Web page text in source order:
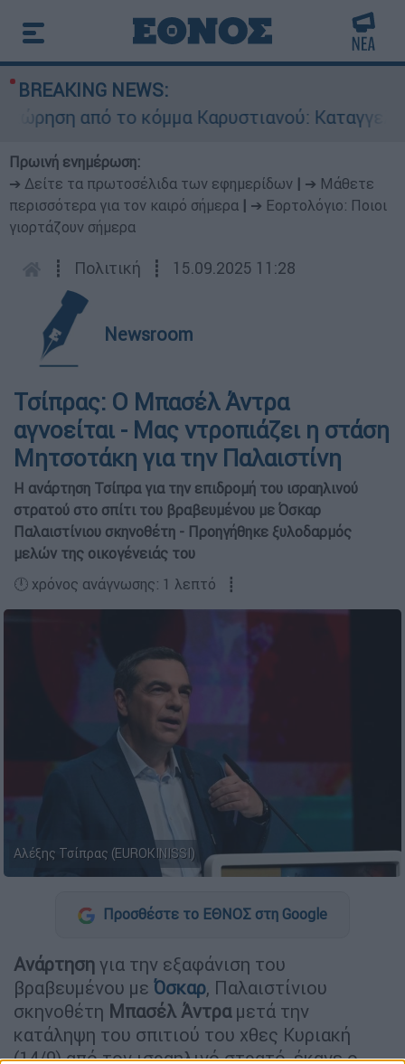
BREAKING NEWS:
από το κόμμα Καρυστιανού: Καταγγελίες
Πρωινή ενημέρωση:
➔ Δείτε τα πρωτοσέλιδα των εφημερίδων
➔ Μάθετε
περισσότερα για τον καιρό σήμερα
➔ Εορτολόγιο: Ποιοι
γιορτάζουν σήμερα
┋ Πολιτική ┋ 15.09.2025 11:28
Newsroom
Τσίπρας: Ο Μπασέλ Άντρα
αγνοείται - Μας ντροπιάζει η στάση
Μητσοτάκη για την Παλαιστίνη
Η ανάρτηση Τσίπρα για την επιδρομή του ισραηλινού
στρατού στο σπίτι του βραβευμένου με Όσκαρ
Παλαιστίνιου σκηνοθέτη - Προηγήθηκε ξυλοδαρμός
μελών της οικογένειάς του
🕛 χρόνος ανάγνωσης: 1 λεπτό ┋
Αλέξης Τσίπρας (EUROKINISSI)
Προσθέστε το ΕΘΝΟΣ στη Google
Ανάρτηση για την εξαφάνιση του
βραβευμένου με Όσκαρ, Παλαιστίνιου
σκηνοθέτη Μπασέλ Άντραμετά την
κατάληψη του σπιτιού του χθες Κυριακή
(14/9) από τον ισραηλινό στρατό, έκανε ο